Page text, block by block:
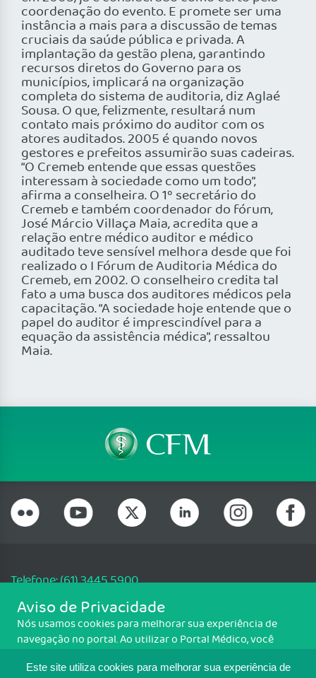
Este site utiliza cookies para melhorar sua experiência de
coordenação do evento. E promete ser uma
instância a mais para a discussão de temas
cruciais da saúde pública e privada. A
implantação da gestão plena, garantindo
recursos diretos do Governo para os
municípios, implicará na organização
completa do sistema de auditoria, diz Aglaé
Sousa. O que, felizmente, resultará num
contato mais próximo do auditor com os
atores auditados. 2005 é quando novos
gestores e prefeitos assumirão suas cadeiras.
“O Cremeb entende que essas questões
interessam à sociedade como um todo”,
afirma a conselheira. O 1º secretário do
Cremeb e também coordenador do fórum,
José Márcio Villaça Maia, acredita que a
relação entre médico auditor e médico
auditado teve sensível melhora desde que foi
realizado o I Fórum de Auditoria Médica do
Cremeb, em 2002. O conselheiro credita tal
fato a uma busca dos auditores médicos pela
capacitação. “A sociedade hoje entende que o
papel do auditor é imprescindível para a
equação da assistência médica”, ressaltou
Maia.
Telefone: (61) 3445 5900
Email: cfm@portalmedico.org.br
SGAS 616, Conjunto D, Lote 115, L2 Sul, Brasília/DF - CEP: 70200-760 -
CNPJ: 33.583.550/0001-30
Aviso de Privacidade
Nós usamos cookies para melhorar sua experiência de
navegação no portal. Ao utilizar o Portal Médico, você
Para ter mais informações sobre como isso é feito, acesse